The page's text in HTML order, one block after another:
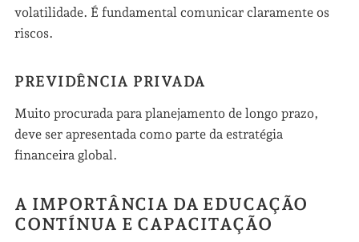
volatilidade. É fundamental comunicar claramente os
riscos.
PREVIDÊNCIA PRIVADA
Muito procurada para planejamento de longo prazo,
deve ser apresentada como parte da estratégia
financeira global.
A IMPORTÂNCIA DA EDUCAÇÃO
CONTÍNUA E CAPACITAÇÃO